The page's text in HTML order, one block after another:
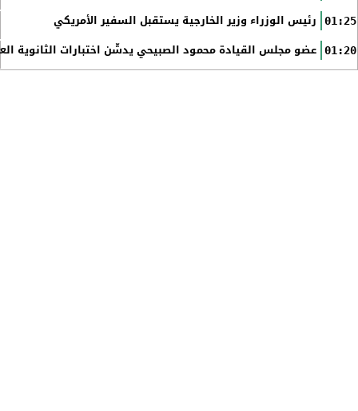
01:25 رئيس الوزراء وزير الخارجية يستقبل السفير الأمريكي
01:20 عضو مجلس القيادة محمود الصبيحي يدشّن اختبارات الثانوية